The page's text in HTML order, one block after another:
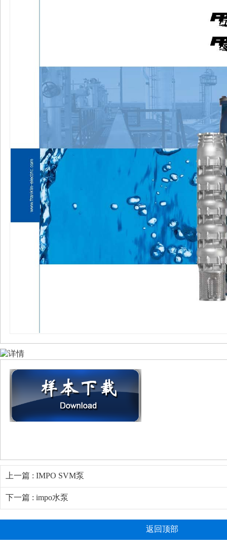
上一篇 : IMPO SVM泵
下一篇 : impo水泵
返回顶部